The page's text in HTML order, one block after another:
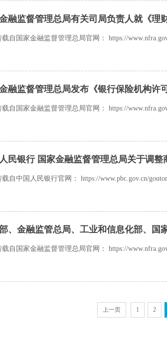
融监督管理总局有关司局负责人就《理
载自国家金融监督管理总局官网： https://
融监督管理总局发布《银行保险机构许
载自国家金融监督管理总局官网： https://
民银行 国家金融监督管理总局关于调
载自中国人民银行官网： https://www.pbc.gov.cn/
载自国家金融监督管理总局官网： https://
上一页 1 2